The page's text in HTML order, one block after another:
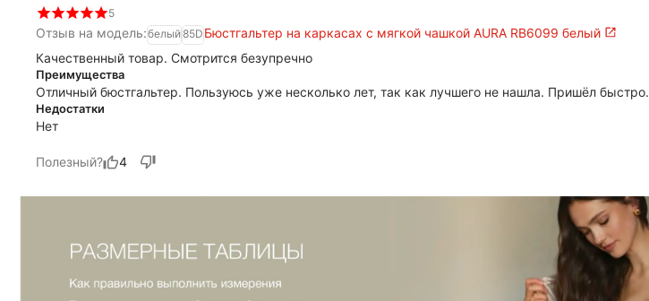
5
Отзыв на модель:белый85D Бюстгальтер на каркасах с мягкой чашкой AURA RB6099 белый
Качественный товар. Смотрится безупречно
Преимущества
Отличный бюстгальтер. Пользуюсь уже несколько лет, так как лучшего не нашла. Пришёл быстро.
Недостатки
Нет
Полезный? 4